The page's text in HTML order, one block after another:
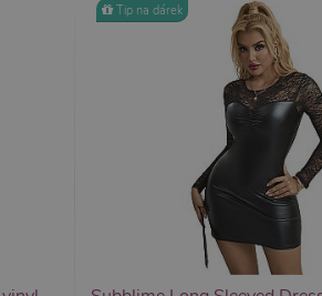
Tip na dárek
Google reCAPTCHA nastaví při spuštění potřebný
za účelem provedení analýzy rizik.
Tento soubor cookie obsahuje informace o relaci. Je
je spojen s Google Universal Analytics - což je
Google. Tento soubor cookie se používá k
čísla jako identifikátoru klienta. Je
k výpočtu údajů o návštěvnících, relacích a
nastavuje soubory cookie pro uložení ID živého chatu
návštěvami.